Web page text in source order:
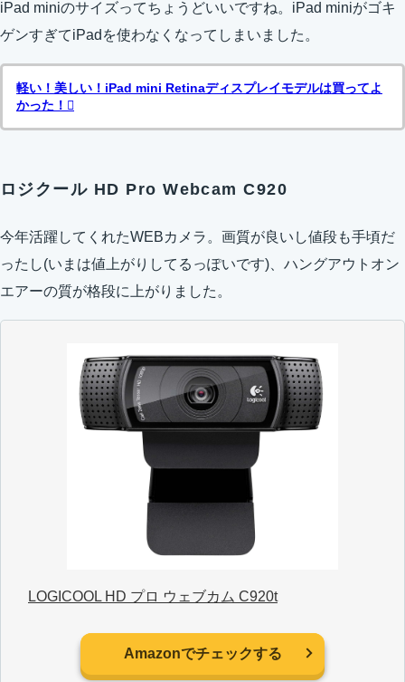
iPad miniのサイズってちょうどいいですね。iPad miniがゴキ
ゲンすぎてiPadを使わなくなってしまいました。
軽い！美しい！iPad mini Retinaディスプレイモデルは買ってよ
かった！
ロジクール HD Pro Webcam C920
今年活躍してくれたWEBカメラ。画質が良いし値段も手頃だ
ったし(いまは値上がりしてるっぽいです)、ハングアウトオン
エアーの質が格段に上がりました。
LOGICOOL HD プロ ウェブカム C920t
Amazonでチェックする